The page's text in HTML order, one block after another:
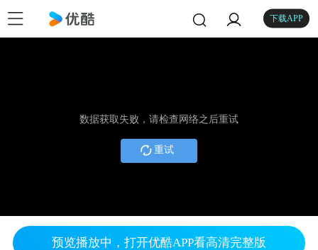
下载APP
数据获取失败，请检查网络之后重试
重试
预览播放中，打开优酷APP看高清完整版